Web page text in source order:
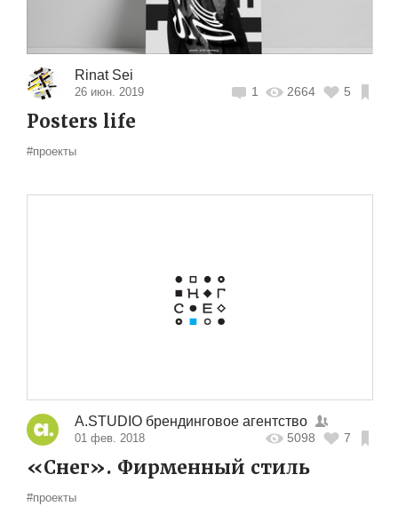
Rinat Sei
26 июн. 2019 1 2664 5
Posters life
#проекты
A.STUDIO брендинговое агентство
01 фев. 2018 5098 7
«Снег». Фирменный стиль
#проекты